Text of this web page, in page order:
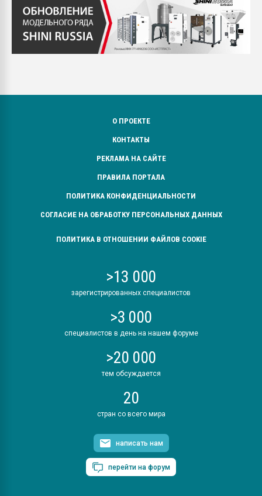
О ПРОЕКТЕ
КОНТАКТЫ
РЕКЛАМА НА САЙТЕ
ПРАВИЛА ПОРТАЛА
ПОЛИТИКА КОНФИДЕНЦИАЛЬНОСТИ
СОГЛАСИЕ НА ОБРАБОТКУ ПЕРСОНАЛЬНЫХ ДАННЫХ
ПОЛИТИКА В ОТНОШЕНИИ ФАЙЛОВ COOKIE
>13 000
зарегистрированных специалистов
>3 000
специалистов в день на нашем форуме
>20 000
тем обсуждается
20
стран со всего мира
написать нам
перейти на форум